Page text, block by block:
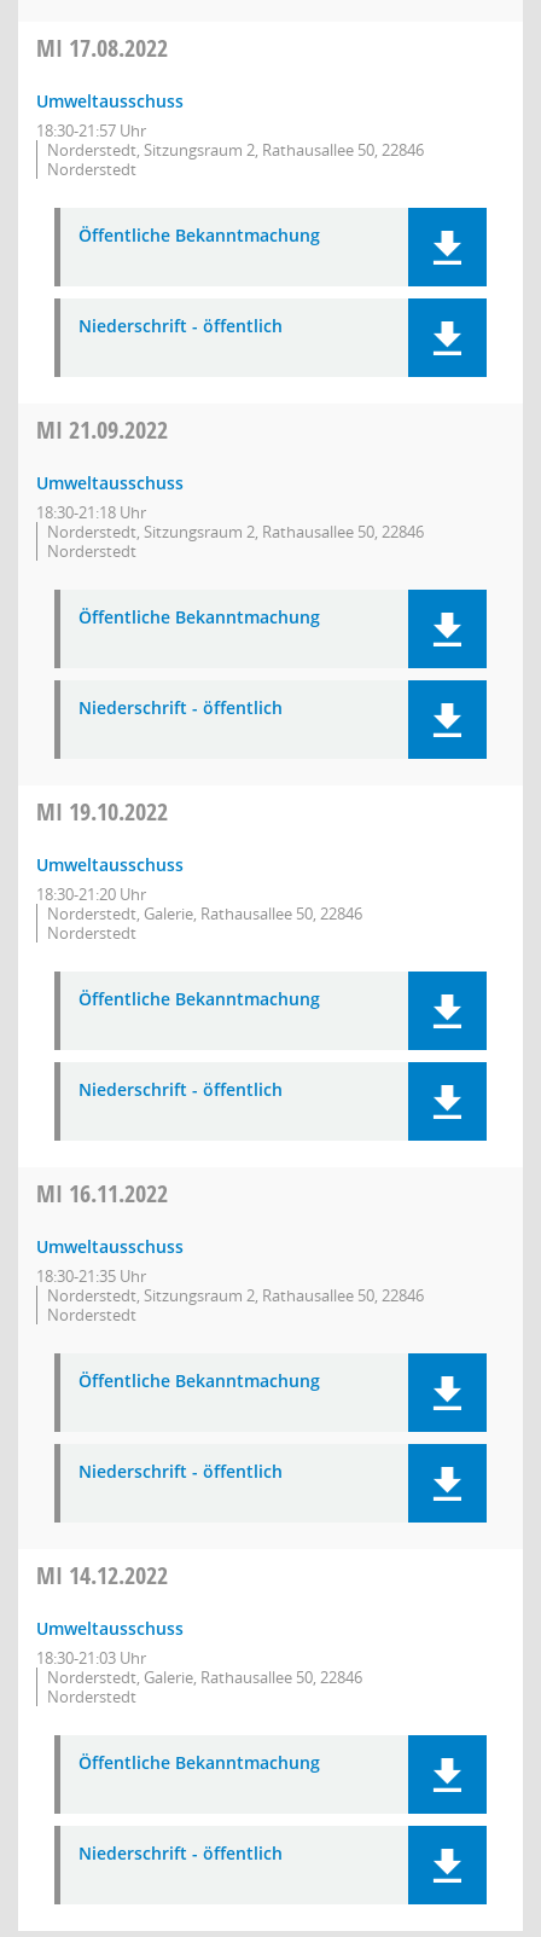
MI 17.08.2022
Umweltausschuss
18:30-21:57 Uhr
Norderstedt, Sitzungsraum 2, Rathausallee 50, 22846
Norderstedt
Öffentliche Bekanntmachung
Niederschrift - öffentlich
MI 21.09.2022
Umweltausschuss
18:30-21:18 Uhr
Norderstedt, Sitzungsraum 2, Rathausallee 50, 22846
Norderstedt
Öffentliche Bekanntmachung
Niederschrift - öffentlich
MI 19.10.2022
Umweltausschuss
18:30-21:20 Uhr
Norderstedt, Galerie, Rathausallee 50, 22846
Norderstedt
Öffentliche Bekanntmachung
Niederschrift - öffentlich
MI 16.11.2022
Umweltausschuss
18:30-21:35 Uhr
Norderstedt, Sitzungsraum 2, Rathausallee 50, 22846
Norderstedt
Öffentliche Bekanntmachung
Niederschrift - öffentlich
MI 14.12.2022
Umweltausschuss
18:30-21:03 Uhr
Norderstedt, Galerie, Rathausallee 50, 22846
Norderstedt
Öffentliche Bekanntmachung
Niederschrift - öffentlich